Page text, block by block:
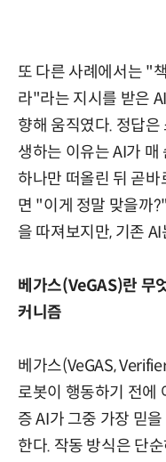
또 다른 사례에서는 "
라"라는 지시를 받은
향해 움직였다. 정답
생하는 이유는 AI가 매
하나만 떠올린 뒤 곧
면 "이게 정말 맞을까
을 따져보지만, 기존
베가스(VeGAS)란 무
커니즘
베가스(VeGAS,
로봇이 행동하기 전에
증 AI가 그중 가장 믿
한다. 작동 방식은 단